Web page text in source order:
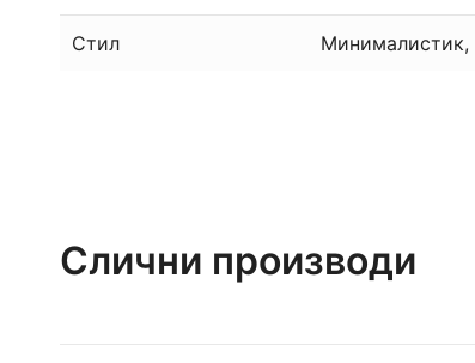
Стил Минималистик,
Слични производи